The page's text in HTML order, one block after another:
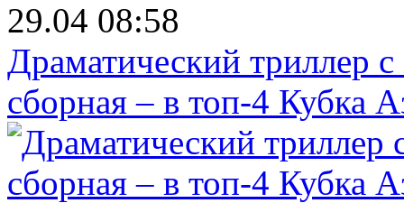
29.04 08:58
Драматический триллер
сборная – в топ-4 Кубка